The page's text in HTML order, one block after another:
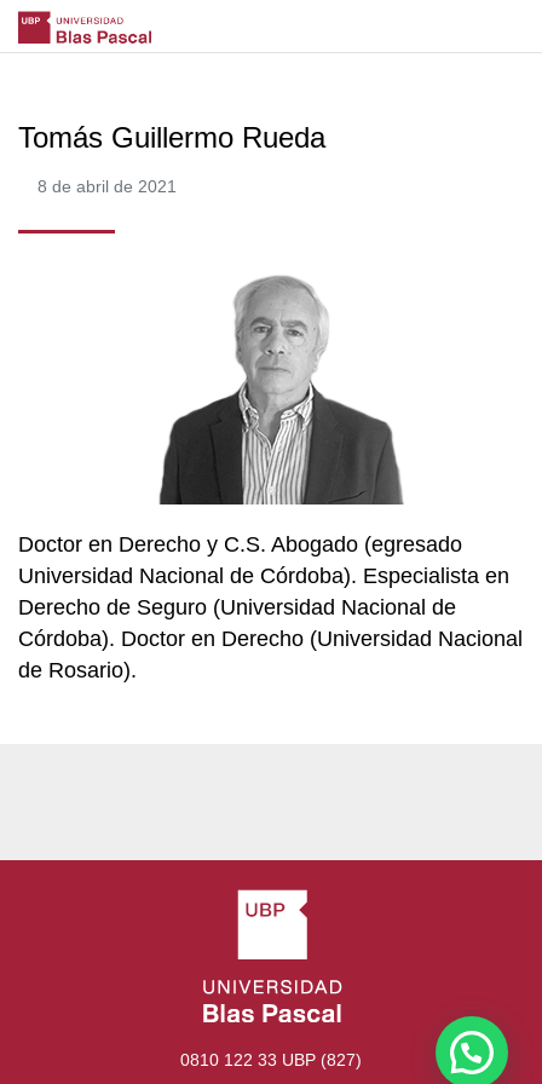
Tomás Guillermo Rueda
8 de abril de 2021
Doctor en Derecho y C.S. Abogado (egresado
Universidad Nacional de Córdoba). Especialista en
Derecho de Seguro (Universidad Nacional de
Córdoba). Doctor en Derecho (Universidad Nacional
de Rosario).
0810 122 33 UBP (827)